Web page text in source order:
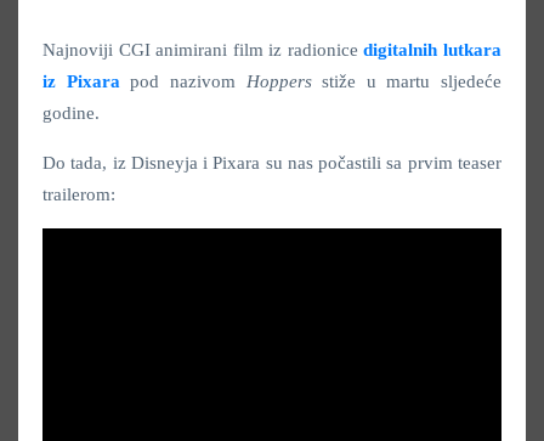
Najnoviji CGI animirani film iz radionicedigitalnih lutkara
iz Pixara pod nazivom Hoppersstiže u martu sljedeće
godine.
Do tada, iz Disneyja i Pixara su nas počastili sa prvim teaser
trailerom: